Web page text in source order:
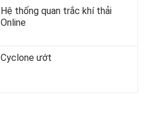
Hệ thống quan trắc khí thải
Online
Cyclone ướt